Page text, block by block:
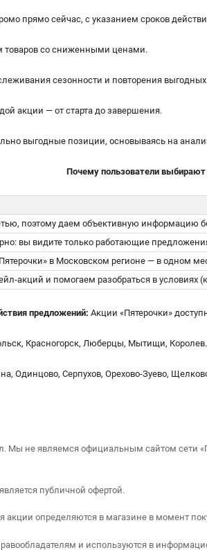
прямо сейчас, с указанием сроков
товаров со сниженными ценами.
сезонности и повторения
акции — от старта до завершения.
выгодные позиции, основываясь на
Почему пользователи выбирают
поэтому даем объективную информацию
вы видите только работающие
в Московском регионе — в одном
акций и помогаем разобраться в условиях
предложений: Акции «Пятерочки»
Красногорск, Люберцы, Мытищи, Королев.
Одинцово, Серпухов, Орехово-Зуево,
не являемся официальным сайтом сети
публичной офертой.
акции определяются в магазине в момент
и используются в